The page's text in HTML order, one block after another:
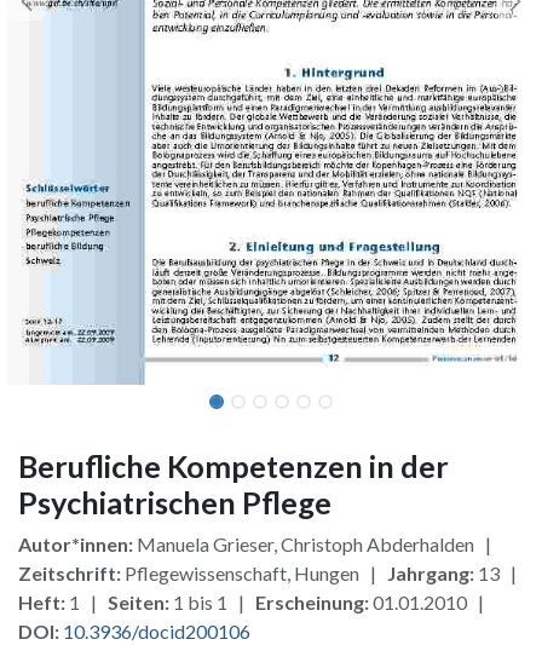
Berufliche Kompetenzen in der
Psychiatrischen Pflege
Autor*innen: Manuela Grieser, Christoph Abderhalden |
Zeitschrift: Pflegewissenschaft, Hungen | Jahrgang: 13 |
Heft: 1 | Seiten: 1 bis 1 | Erscheinung:01.01.2010 |
DOI: 10.3936/docid200106